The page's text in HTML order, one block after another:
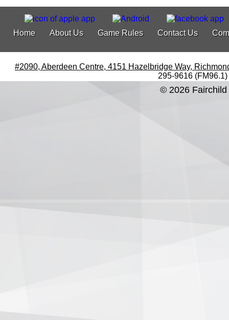
Home About Us Game Rules Contact Us
#2090, Aberdeen Centre, 4151 Hazelbridge Way,
295-9616 (FM96.1)
© 2026 Fairchild